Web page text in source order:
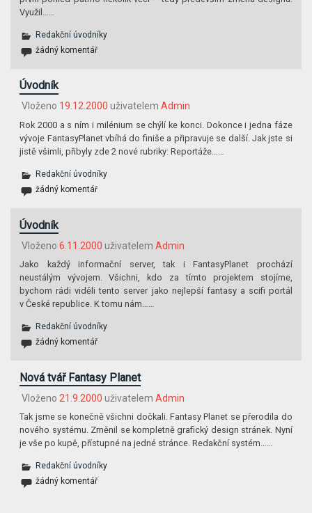
Využil……
Redakční úvodníky
žádný komentář
Úvodník
Vloženo 19.12.2000 uživatelem Admin
Rok 2000 a s ním i milénium se chýlí ke konci. Dokonce i jedna fáze
vývoje FantasyPlanet vbíhá do finiše a připravuje se další. Jak jste si
jistě všimli, přibyly zde 2 nové rubriky: Reportáže……
Redakční úvodníky
žádný komentář
Úvodník
Vloženo 6.11.2000 uživatelem Admin
Jako každý informační server, tak i FantasyPlanet prochází
neustálým vývojem. Všichni, kdo za tímto projektem stojíme,
bychom rádi viděli tento server jako nejlepší fantasy a scifi portál
v České republice. K tomu nám……
Redakční úvodníky
žádný komentář
Nová tvář Fantasy Planet
Vloženo 21.9.2000 uživatelem Admin
Tak jsme se konečně všichni dočkali. Fantasy Planet se přerodila do
nového systému. Změnil se kompletně grafický design stránek. Nyní
je vše po kupě, přístupné na jedné stránce. Redakční systém……
Redakční úvodníky
žádný komentář